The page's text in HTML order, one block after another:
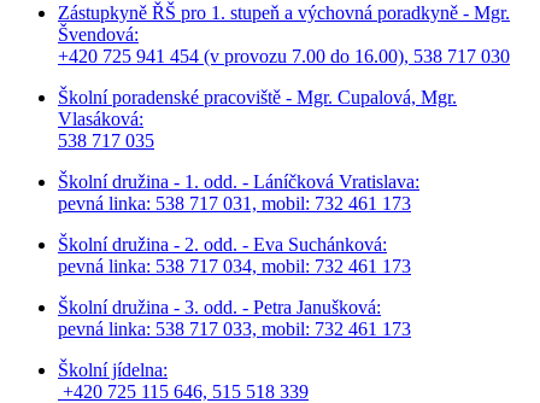
Zástupkyně ŘŠ pro 1. stupeň a výchovná poradkyně - Mgr.
Švendová:
+420 725 941 454 (v provozu 7.00 do 16.00), 538 717 030
Školní poradenské pracoviště - Mgr. Cupalová, Mgr.
Vlasáková:
538 717 035
Školní družina - 1. odd. - Láníčková Vratislava:
pevná linka: 538 717 031, mobil: 732 461 173
Školní družina - 2. odd. - Eva Suchánková:
pevná linka: 538 717 034, mobil: 732 461 173
Školní družina - 3. odd. - Petra Janušková:
pevná linka: 538 717 033, mobil: 732 461 173
Školní jídelna:
+420 725 115 646, 515 518 339